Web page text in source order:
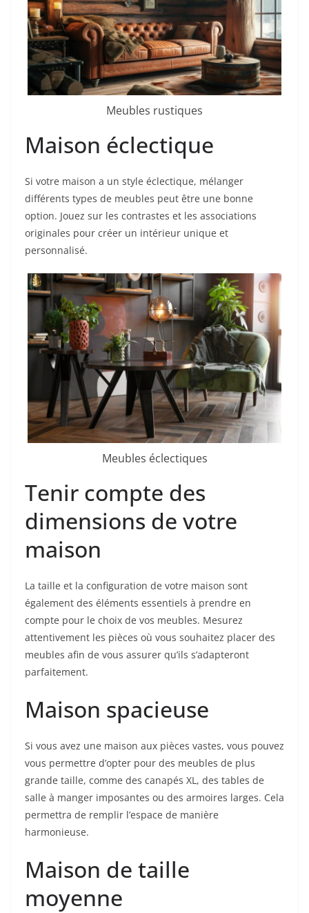
Meubles rustiques
Maison éclectique
Si votre maison a un style éclectique, mélanger
différents types de meubles peut être une bonne
option. Jouez sur les contrastes et les associations
originales pour créer un intérieur unique et
personnalisé.
Meubles éclectiques
Tenir compte des
dimensions de votre
maison
La taille et la configuration de votre maison sont
également des éléments essentiels à prendre en
compte pour le choix de vos meubles. Mesurez
attentivement les pièces où vous souhaitez placer des
meubles afin de vous assurer qu’ils s’adapteront
parfaitement.
Maison spacieuse
Si vous avez une maison aux pièces vastes, vous pouvez
vous permettre d’opter pour des meubles de plus
grande taille, comme des canapés XL, des tables de
salle à manger imposantes ou des armoires larges. Cela
permettra de remplir l’espace de manière
harmonieuse.
Maison de taille
moyenne